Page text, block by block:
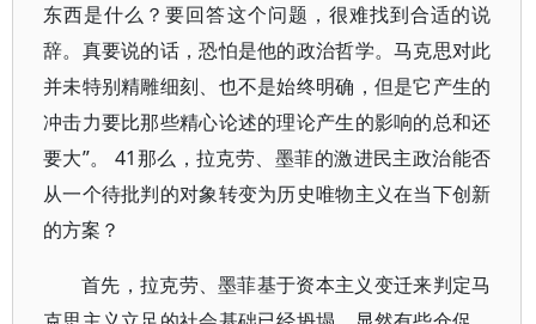
东西是什么？要回答这个问题，很难找到合适的说
辞。真要说的话，恐怕是他的政治哲学。马克思对此
并未特别精雕细刻、也不是始终明确，但是它产生的
冲击力要比那些精心论述的理论产生的影响的总和还
要大”。 41那么，拉克劳、墨菲的激进民主政治能否
从一个待批判的对象转变为历史唯物主义在当下创新
的方案？
首先，拉克劳、墨菲基于资本主义变迁来判定马